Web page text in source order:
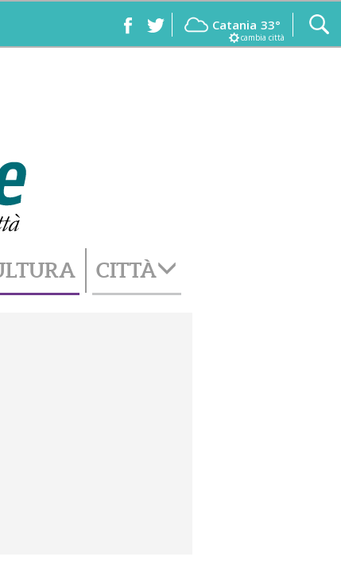
Catania 33°
cambia città
CITTÀ